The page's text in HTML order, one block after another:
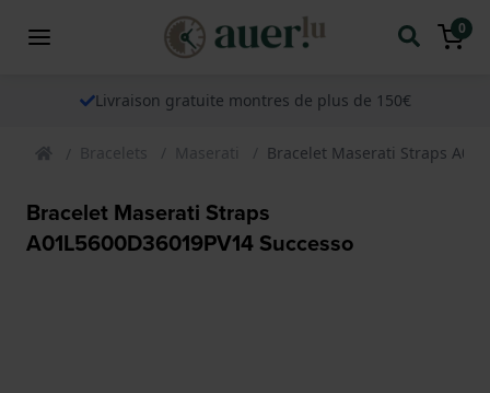
0
Livraison gratuite montres de plus de 150€
Bracelets Maserati Bracelet Maserati Straps
Bracelet Maserati Straps
A01L5600D36019PV14 Successo